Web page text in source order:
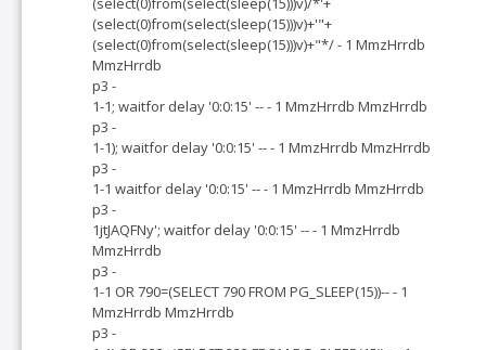
(select(0)from(select(sleep(15)))v)+'"+
(select(0)from(select(sleep(15)))v)+"*/ - 1 MmzHrrdb
MmzHrrdb
p3 -
1-1; waitfor delay '0:0:15' -- - 1 MmzHrrdb MmzHrrdb
p3 -
1-1); waitfor delay '0:0:15' -- - 1 MmzHrrdb MmzHrrdb
p3 -
1-1 waitfor delay '0:0:15' -- - 1 MmzHrrdb MmzHrrdb
p3 -
1jtJAQFNy'; waitfor delay '0:0:15' -- - 1 MmzHrrdb
MmzHrrdb
p3 -
1-1 OR 790=(SELECT 790 FROM PG_SLEEP(15))-- - 1
MmzHrrdb MmzHrrdb
p3 -